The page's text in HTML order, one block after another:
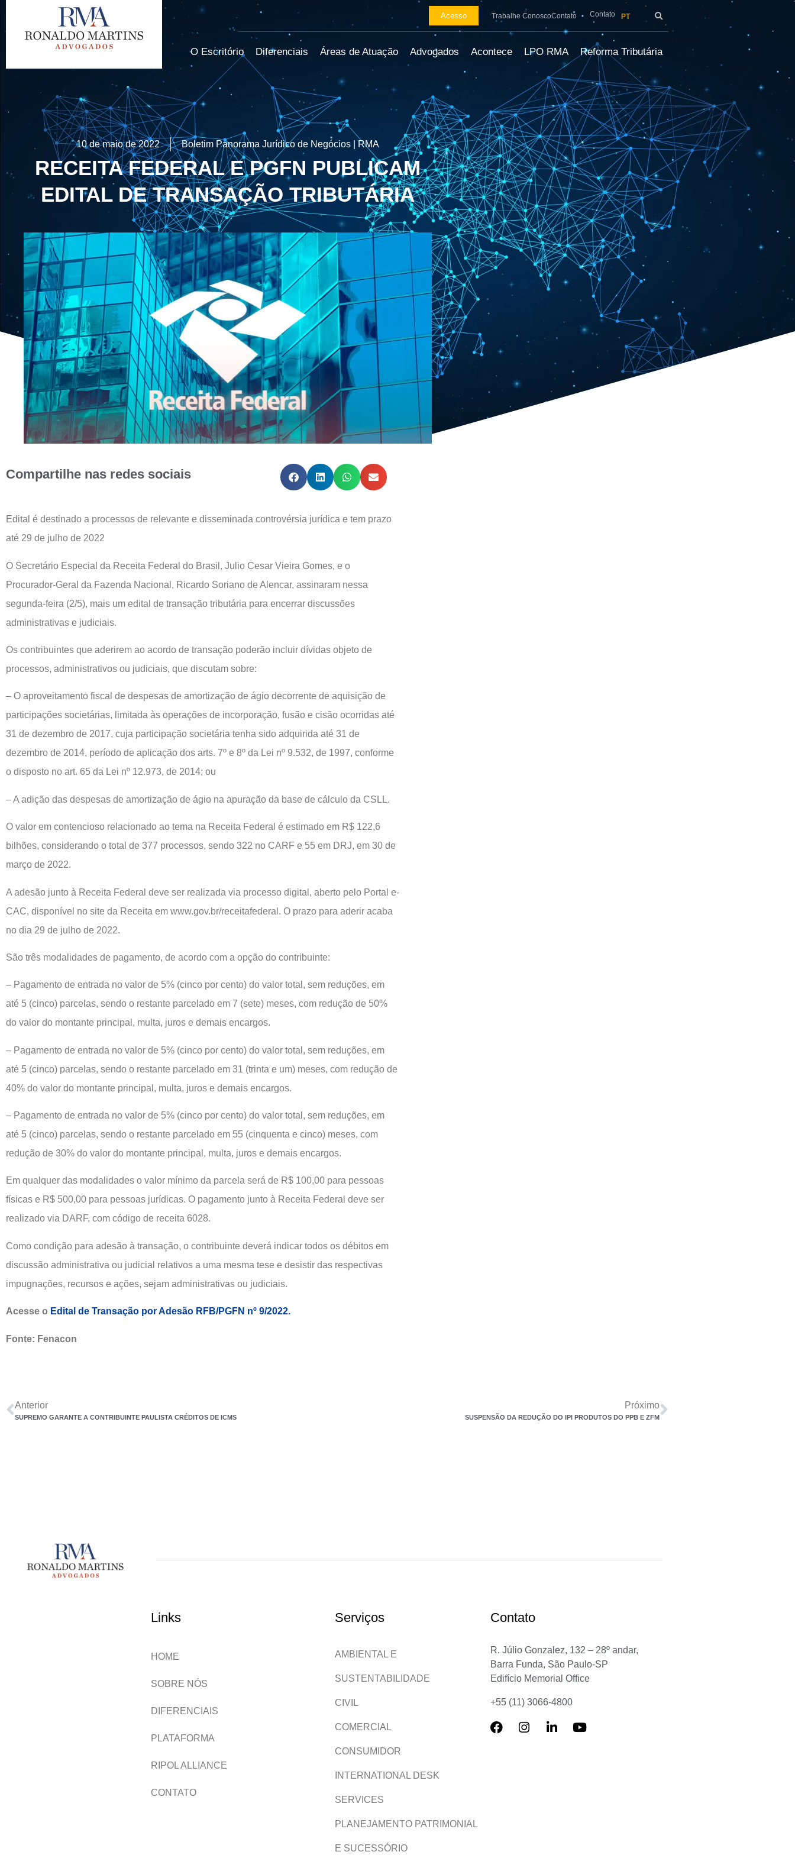
Acesso Trabalhe ConoscoContato Contato PT
O Escritório Diferenciais Áreas de Atuação Advogados Acontece LPO RMA Reforma Tributária
10 de maio de 2022 Boletim Panorama Jurídico de Negócios | RMA
RECEITA FEDERAL E PGFN PUBLICAM
EDITAL DE TRANSAÇÃO TRIBUTÁRIA
Compartilhe nas redes sociais
Edital é destinado a processos de relevante e disseminada controvérsia jurídica e tem prazo
até 29 de julho de 2022
O Secretário Especial da Receita Federal do Brasil, Julio Cesar Vieira Gomes, e o
Procurador-Geral da Fazenda Nacional, Ricardo Soriano de Alencar, assinaram nessa
segunda-feira (2/5), mais um edital de transação tributária para encerrar discussões
administrativas e judiciais.
Os contribuintes que aderirem ao acordo de transação poderão incluir dívidas objeto de
processos, administrativos ou judiciais, que discutam sobre:
– O aproveitamento fiscal de despesas de amortização de ágio decorrente de aquisição de
participações societárias, limitada às operações de incorporação, fusão e cisão ocorridas até
31 de dezembro de 2017, cuja participação societária tenha sido adquirida até 31 de
dezembro de 2014, período de aplicação dos arts. 7º e 8º da Lei nº 9.532, de 1997, conforme
o disposto no art. 65 da Lei nº 12.973, de 2014; ou
– A adição das despesas de amortização de ágio na apuração da base de cálculo da CSLL.
O valor em contencioso relacionado ao tema na Receita Federal é estimado em R$ 122,6
bilhões, considerando o total de 377 processos, sendo 322 no CARF e 55 em DRJ, em 30 de
março de 2022.
A adesão junto à Receita Federal deve ser realizada via processo digital, aberto pelo Portal e-
CAC, disponível no site da Receita em www.gov.br/receitafederal. O prazo para aderir acaba
no dia 29 de julho de 2022.
São três modalidades de pagamento, de acordo com a opção do contribuinte:
– Pagamento de entrada no valor de 5% (cinco por cento) do valor total, sem reduções, em
até 5 (cinco) parcelas, sendo o restante parcelado em 7 (sete) meses, com redução de 50%
do valor do montante principal, multa, juros e demais encargos.
– Pagamento de entrada no valor de 5% (cinco por cento) do valor total, sem reduções, em
até 5 (cinco) parcelas, sendo o restante parcelado em 31 (trinta e um) meses, com redução de
40% do valor do montante principal, multa, juros e demais encargos.
– Pagamento de entrada no valor de 5% (cinco por cento) do valor total, sem reduções, em
até 5 (cinco) parcelas, sendo o restante parcelado em 55 (cinquenta e cinco) meses, com
redução de 30% do valor do montante principal, multa, juros e demais encargos.
Em qualquer das modalidades o valor mínimo da parcela será de R$ 100,00 para pessoas
físicas e R$ 500,00 para pessoas jurídicas. O pagamento junto à Receita Federal deve ser
realizado via DARF, com código de receita 6028.
Como condição para adesão à transação, o contribuinte deverá indicar todos os débitos em
discussão administrativa ou judicial relativos a uma mesma tese e desistir das respectivas
impugnações, recursos e ações, sejam administrativas ou judiciais.
Acesse o Edital de Transação por Adesão RFB/PGFN nº 9/2022.
Fonte: Fenacon
Anterior
SUPREMO GARANTE A CONTRIBUINTE PAULISTA CRÉDITOS DE ICMS
Próximo
SUSPENSÃO DA REDUÇÃO DO IPI PRODUTOS DO PPB E ZFM
Links
HOME
SOBRE NÓS
DIFERENCIAIS
PLATAFORMA
RIPOL ALLIANCE
CONTATO
Serviços
AMBIENTAL E
SUSTENTABILIDADE
CIVIL
COMERCIAL
CONSUMIDOR
INTERNATIONAL DESK
SERVICES
PLANEJAMENTO PATRIMONIAL
E SUCESSÓRIO
Contato
R. Júlio Gonzalez, 132 – 28º andar,
Barra Funda, São Paulo-SP
Edifício Memorial Office
+55 (11) 3066-4800